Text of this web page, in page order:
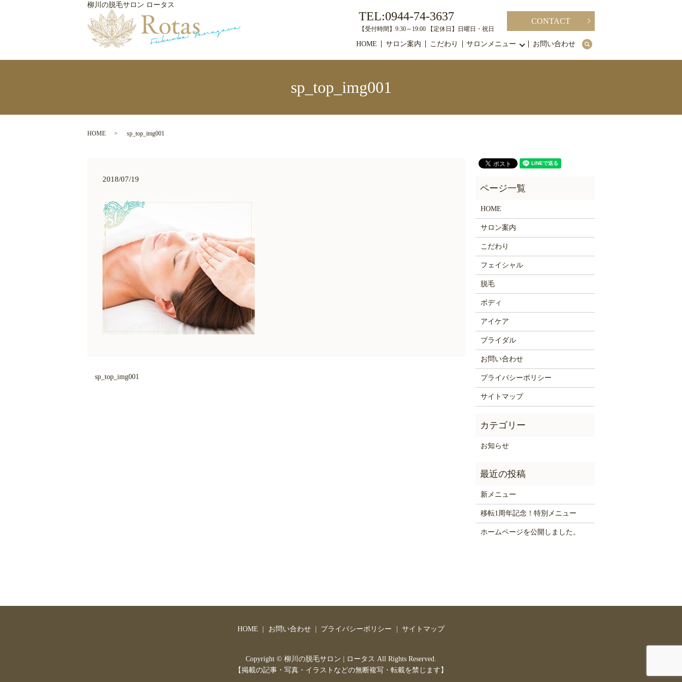
HOME サロン案内 こだわり サロンメニュー お問い合わせ search
柳川の脱毛サロン ロータス
TEL:0944-74-3637
【受付時間】9:30～19:00 【定休日】日曜日・祝日
CONTACT
sp_top_img001
HOME sp_top_img001
2018/07/19
sp_top_img001
HOME
サロン案内
こだわり
フェイシャル
脱毛
ボディ
アイケア
ブライダル
お問い合わせ
プライバシーポリシー
サイトマップ
お知らせ
新メニュー
移転1周年記念！特別メニュー
ホームページを公開しました。
HOME お問い合わせ プライバシーポリシー サイトマップ
Copyright © 柳川の脱毛サロン | ロータス All Rights Reserved.
【掲載の記事・写真・イラストなどの無断複写・転載を禁じます】